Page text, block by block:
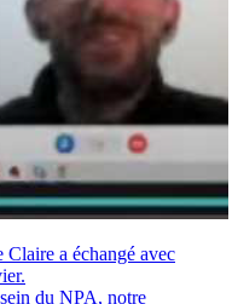
Claire a échangé avec
du NPA, notre